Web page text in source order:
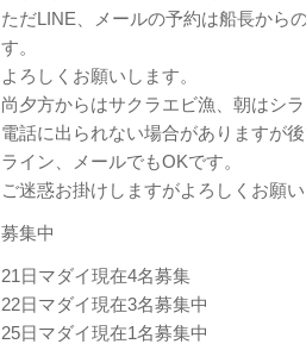
ただLINE、メールの予約は船長から
す。
よろしくお願いします。
尚夕方からはサクラエビ漁、朝はシ
電話に出られない場合がありますが
ライン、メールでもOKです。
ご迷惑お掛けしますがよろしくお願
募集中
21日マダイ現在4名募集
22日マダイ現在3名募集中
25日マダイ現在1名募集中